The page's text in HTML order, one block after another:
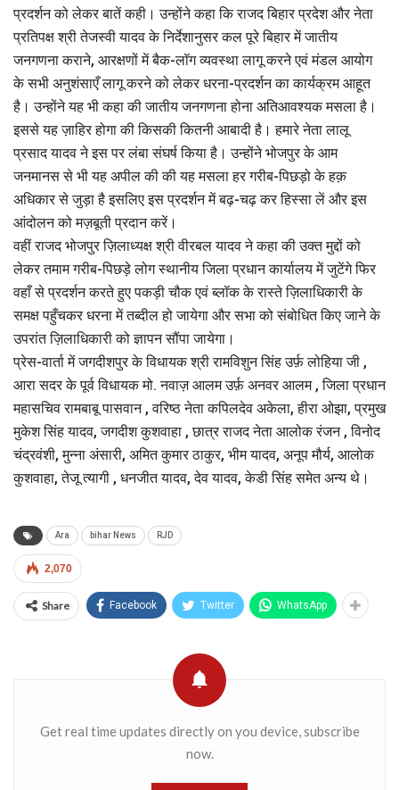
प्रदर्शन को लेकर बातें कही। उन्होंने कहा कि राजद बिहार प्रदेश और नेता
प्रतिपक्ष श्री तेजस्वी यादव के निर्देशानुसर कल पूरे बिहार में जातीय
जनगणना कराने, आरक्षणों में बैक-लॉग व्यवस्था लागू करने एवं मंडल आयोग
के सभी अनुशंसाएँ लागू करने को लेकर धरना-प्रदर्शन का कार्यक्रम आहूत
है। उन्होंने यह भी कहा की जातीय जनगणना होना अतिआवश्यक मसला है।
इससे यह ज़ाहिर होगा की किसकी कितनी आबादी है। हमारे नेता लालू
प्रसाद यादव ने इस पर लंबा संघर्ष किया है। उन्होंने भोजपुर के आम
जनमानस से भी यह अपील की की यह मसला हर गरीब-पिछड़ो के हक़
अधिकार से जुड़ा है इसलिए इस प्रदर्शन में बढ़-चढ़ कर हिस्सा लें और इस
आंदोलन को मज़बूती प्रदान करें।
वहीं राजद भोजपुर ज़िलाध्यक्ष श्री वीरबल यादव ने कहा की उक्त मुद्दों को
लेकर तमाम गरीब-पिछड़े लोग स्थानीय जिला प्रधान कार्यालय में जुटेंगे फिर
वहाँ से प्रदर्शन करते हुए पकड़ी चौक एवं ब्लॉक के रास्ते ज़िलाधिकारी के
समक्ष पहुँचकर धरना में तब्दील हो जायेगा और सभा को संबोधित किए जाने के
उपरांत ज़िलाधिकारी को ज्ञापन सौंपा जायेगा।
प्रेस-वार्ता में जगदीशपुर के विधायक श्री रामविशुन सिंह उर्फ़ लोहिया जी ,
आरा सदर के पूर्व विधायक मो. नवाज़ आलम उर्फ़ अनवर आलम , जिला प्रधान
महासचिव रामबाबू पासवान , वरिष्ठ नेता कपिलदेव अकेला, हीरा ओझा, प्रमुख
मुकेश सिंह यादव, जगदीश कुशवाहा , छात्र राजद नेता आलोक रंजन , विनोद
चंद्रवंशी, मुन्ना अंसारी, अमित कुमार ठाकुर, भीम यादव, अनूप मौर्य, आलोक
कुशवाहा, तेजू त्यागी , धनजीत यादव, देव यादव, केडी सिंह समेत अन्य थे।
Ara bihar News RJD
2,070
Share Facebook Twitter WhatsApp
Get real time updates directly on you device, subscribe
now.